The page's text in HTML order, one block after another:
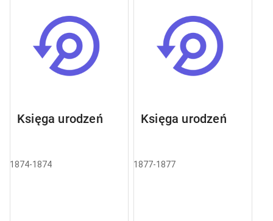
Księga urodzeń
1874-1874
Księga urodzeń
1877-1877